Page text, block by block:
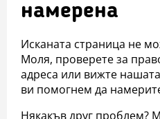
намерена
Исканата страница не
Моля, проверете за
адреса или вижте
ви помогнем да
Някакъв друг проблем?